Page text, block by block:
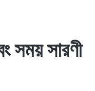
সময় সারণী